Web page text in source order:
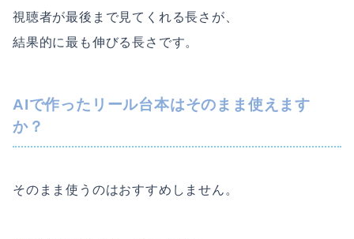
視聴者が最後まで見てくれる長さが、
結果的に最も伸びる長さです。
AIで作ったリール台本はそのまま使えます
か？
そのまま使うのはおすすめしません。